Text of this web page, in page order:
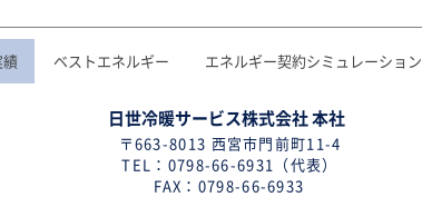
ベストエネルギー エネルギー契約シミュレーション
日世冷暖サービス株式会社 本社
〒663-8013 西宮市門前町11-4
TEL：0798-66-6931（代表）
FAX：0798-66-6933